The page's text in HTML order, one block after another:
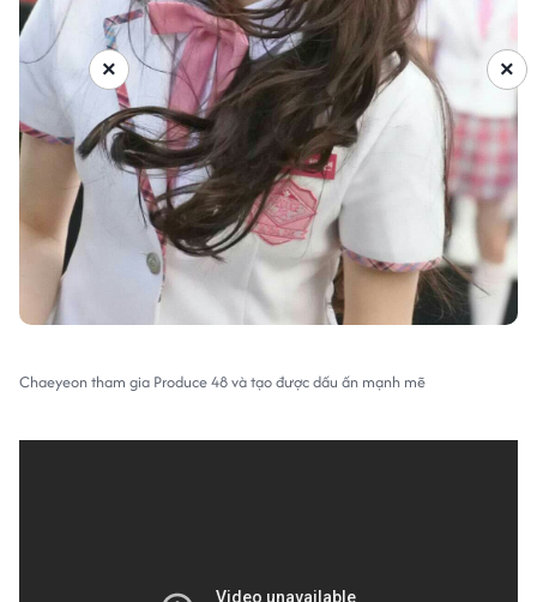
Chaeyeon tham gia Produce 48 và tạo được dấu ấn mạnh mẽ
×
×